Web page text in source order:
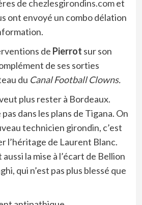
de chezlesgirondins.comet
ont envoyé un combo délation
de Pierrot sur son
de ses sorties
du Canal Football Clowns.
plus rester à Bordeaux.
dans les plans de Tigana. On
technicien girondin, c’est
l’héritage de Laurent Blanc.
la mise à l’écart de Bellion
qui n’est pas plus blessé que